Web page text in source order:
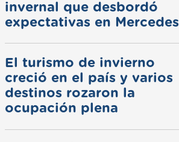
invernal que desbordó
expectativas en Mercedes
El turismo de invierno
creció en el país y varios
destinos rozaron la
ocupación plena